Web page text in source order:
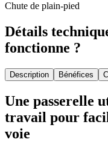
Chute de plain-pied
Détails
fonctionne ?
Description Bénéfices
Une passerelle
travail pour
voie